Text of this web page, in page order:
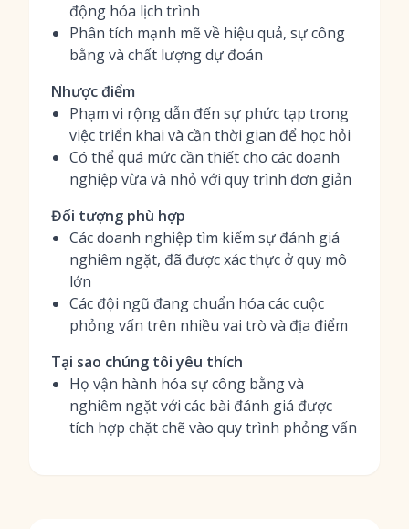
động hóa lịch trình
Phân tích mạnh mẽ về hiệu quả, sự công
bằng và chất lượng dự đoán
Nhược điểm
Phạm vi rộng dẫn đến sự phức tạp trong
việc triển khai và cần thời gian để học hỏi
Có thể quá mức cần thiết cho các doanh
nghiệp vừa và nhỏ với quy trình đơn giản
Đối tượng phù hợp
Các doanh nghiệp tìm kiếm sự đánh giá
nghiêm ngặt, đã được xác thực ở quy mô
lớn
Các đội ngũ đang chuẩn hóa các cuộc
phỏng vấn trên nhiều vai trò và địa điểm
Tại sao chúng tôi yêu thích
Họ vận hành hóa sự công bằng và
nghiêm ngặt với các bài đánh giá được
tích hợp chặt chẽ vào quy trình phỏng vấn